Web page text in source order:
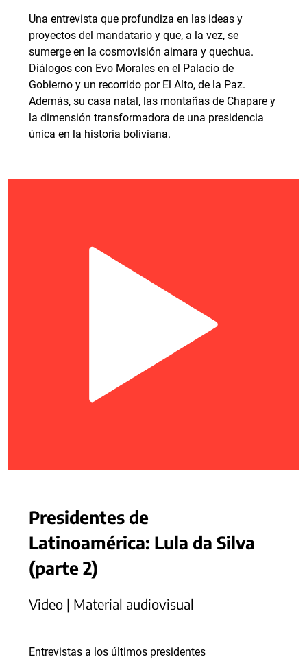
Una entrevista que profundiza en las ideas y
proyectos del mandatario y que, a la vez, se
sumerge en la cosmovisión aimara y quechua.
Diálogos con Evo Morales en el Palacio de
Gobierno y un recorrido por El Alto, de la Paz.
Además, su casa natal, las montañas de Chapare y
la dimensión transformadora de una presidencia
única en la historia boliviana.
Presidentes de
Latinoamérica: Lula da Silva
(parte 2)
Video | Material audiovisual
Entrevistas a los últimos presidentes